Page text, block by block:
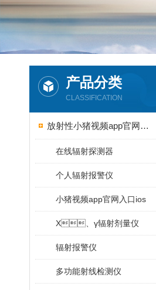
产品分类
CLASSIFICATION
放射性小猪视频app官网入口ios
在线辐射探测器
个人辐射报警仪
小猪视频app官网入口ios
X、γ辐射剂量仪
辐射报警仪
多功能射线检测仪